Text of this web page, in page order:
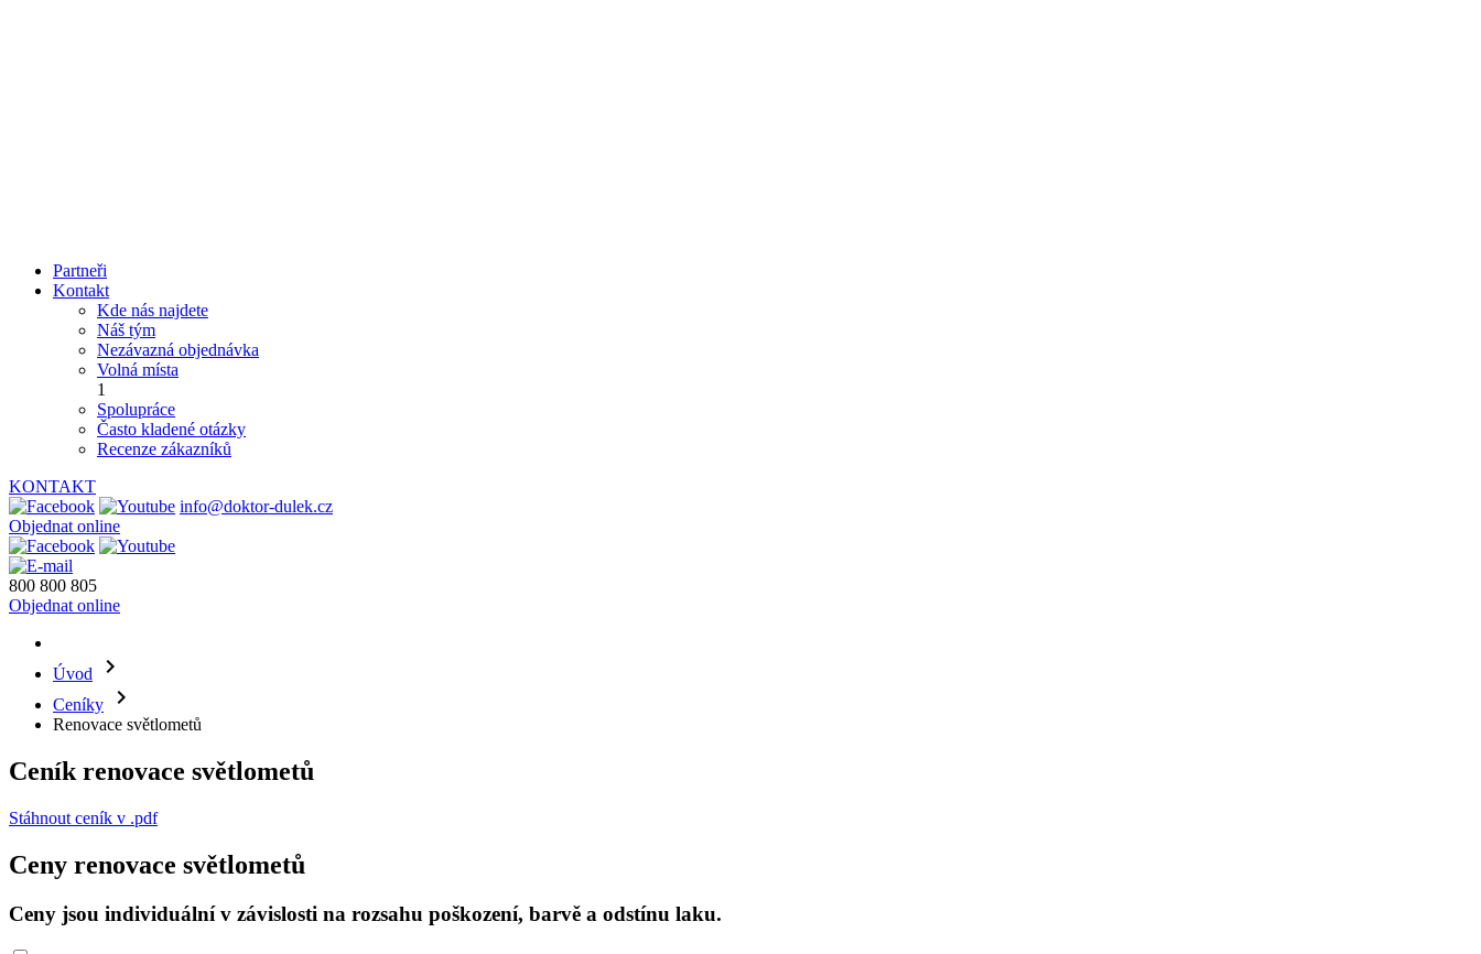
Partneři
Kontakt
Kde nás najdete
Náš tým
Nezávazná objednávka
Volná místa
1
Spolupráce
Často kladené otázky
Recenze zákazníků
KONTAKT
info@doktor-dulek.cz
Objednat online
800 800 805
Objednat online
Úvod chevron_right
Ceníky chevron_right
Renovace světlometů
Ceník renovace světlometů
Stáhnout ceník v .pdf
Ceny renovace světlometů
Ceny jsou individuální v závislosti na rozsahu poškození, barvě a odstínu laku.